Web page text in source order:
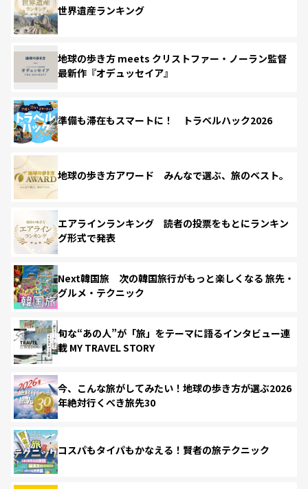
世界遺産ランキング
地球の歩き方 meets クリストファー・ノーラン監督
最新作『オデュッセイア』
準備も滞在もスマートに！ トラベルハック2026
地球の歩き方アワード みんなで選ぶ、旅のベスト。
エアラインランキング 読者の投票をもとにランキン
グ形式で発表
Next韓国旅 次の韓国旅行がもっと楽しくなる 旅先・
グルメ・テクニック
旬な“あの人”が「旅」をテーマに語るインタビュー連
載 MY TRAVEL STORY
今、こんな旅がしてみたい！地球の歩き方が選ぶ2026
年絶対行くべき旅先30
コスパもタイパもかなえる！賢者の旅テクニック